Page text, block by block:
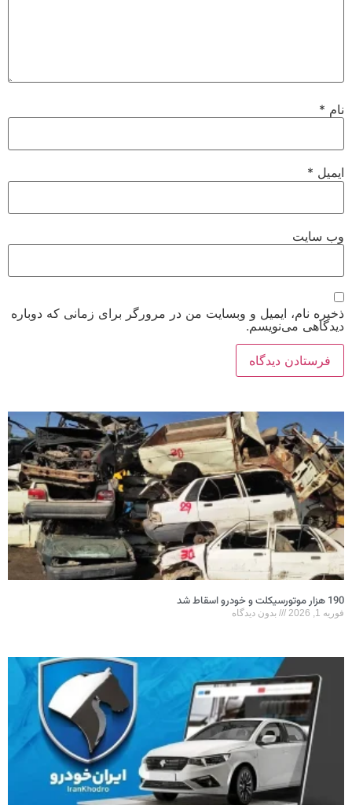
نام*
ایمیل*
وب‌ سایت
ذخیره نام، ایمیل و وبسایت من در مرورگر برای زمانی که دوباره
دیدگاهی می‌نویسم.
190 هزار موتورسیکلت و خودرو اسقاط شد
فوریه 1, 2026 بدون دیدگاه